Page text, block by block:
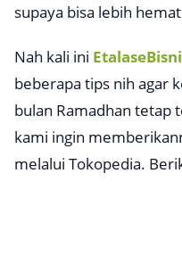
supaya bisa lebih
Nah kali ini
beberapa tips nih agar
bulan Ramadhan tetap
kami ingin
melalui Tokopedia.